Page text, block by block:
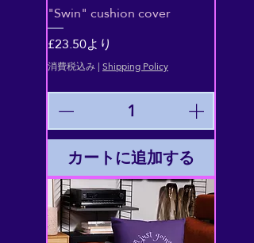
"Swin" cushion cover
£23.50より
セール価格
消費税込み|Shipping Policy
カートに追加する